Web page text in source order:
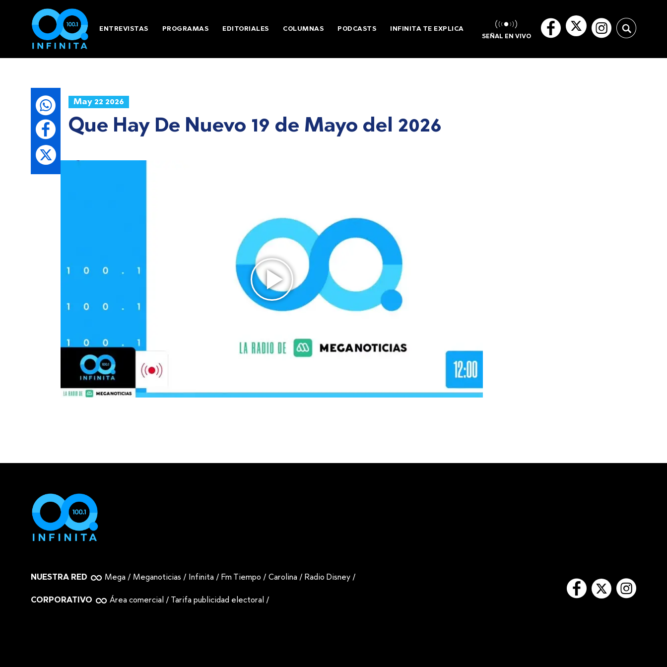
ENTREVISTAS PROGRAMAS EDITORIALES COLUMNAS PODCASTS INFINITA TE EXPLICA
SEÑAL EN VIVO
May 22 2026
Que Hay De Nuevo 19 de Mayo del 2026
NUESTRA RED Mega / Meganoticias / Infinita / Fm Tiempo /Carolina / Radio Disney /
CORPORATIVO Área comercial / Tarifa publicidad electoral /